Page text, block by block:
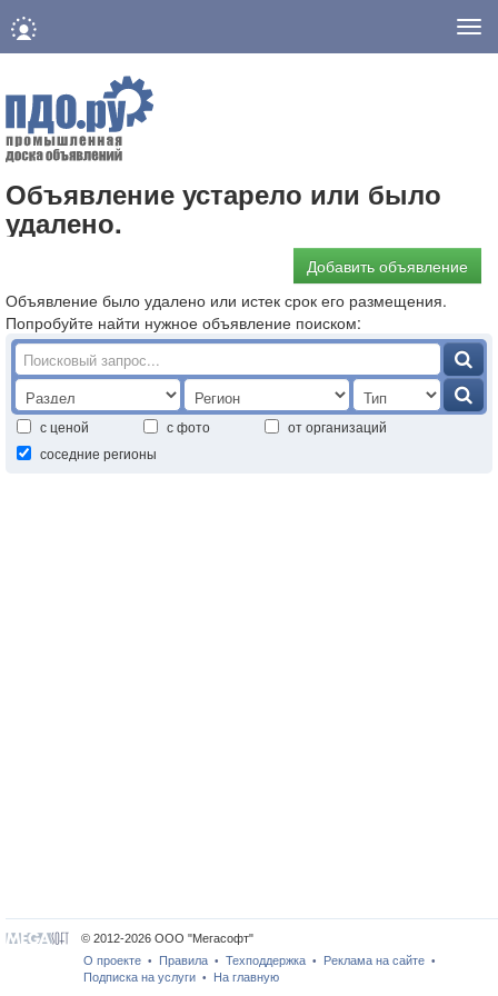
Объявление устарело или было
удалено.
Добавить объявление
Объявление было удалено или истек срок его размещения.
Попробуйте найти нужное объявление поиском:
с ценой с фото
от организаций
соседние регионы
© 2012-2026 ООО "Мегасофт"
О проекте • Правила • Техподдержка • Реклама на сайте •
Подписка на услуги • На главную